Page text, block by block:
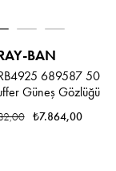
BAN
689587 50
Güneş Gözlüğü
₺7.864,00